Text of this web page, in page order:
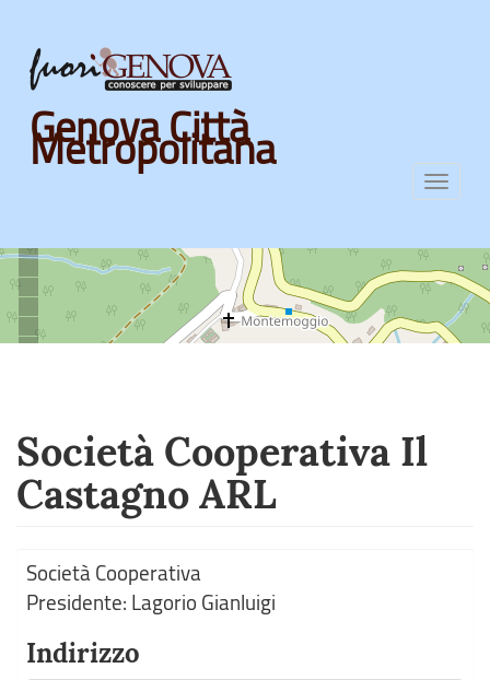
Skip
main
content
Genova Città
Metropolitana
Società Cooperativa Il
Castagno ARL
Società Cooperativa
Presidente: Lagorio Gianluigi
Indirizzo